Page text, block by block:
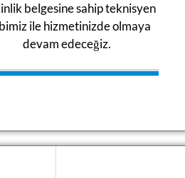
belgesine sahip teknisyen
ile hizmetinizde olmaya
devam edeceğiz.​